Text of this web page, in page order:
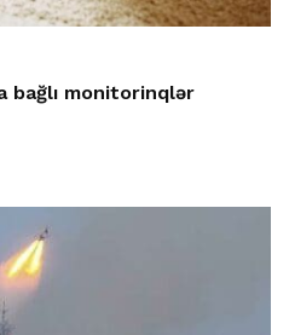
bağlı monitorinqlər